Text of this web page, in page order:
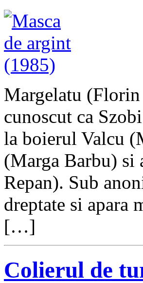
Margelatu (Florin
cunoscut ca
la boierul Valcu
(Marga Barbu) si
Repan). Sub
dreptate si apara
[…]
Colierul de